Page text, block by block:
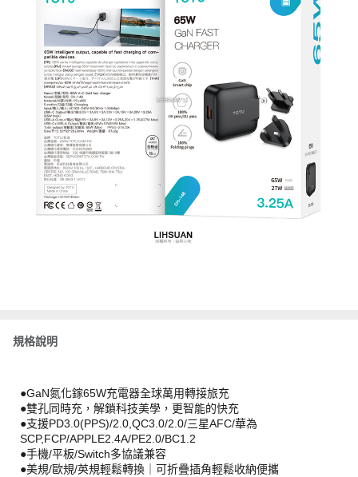
規格說明
●GaN氮化鎵65W充電器全球萬用轉接旅充
●雙孔同時充，解鎖科技美學，更智能的快充
●支援PD3.0(PPS)/2.0,QC3.0/2.0/三星AFC/華為
SCP,FCP/APPLE2.4A/PE2.0/BC1.2
●手機/平板/Switch多協議兼容
●美規/歐規/英規輕鬆轉換｜可折疊插角輕鬆收納便攜